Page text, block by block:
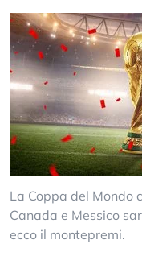
La Coppa del Mondo
Canada e Messico
ecco il montepremi.